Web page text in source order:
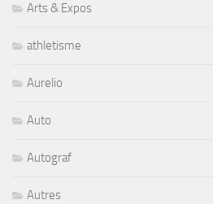
Arts & Expos
athletisme
Aurelio
Auto
Autograf
Autres